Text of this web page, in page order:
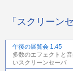
「スクリーン
午後の展覧会 1.45
多数のエフェクトと
いスクリーンセーバ